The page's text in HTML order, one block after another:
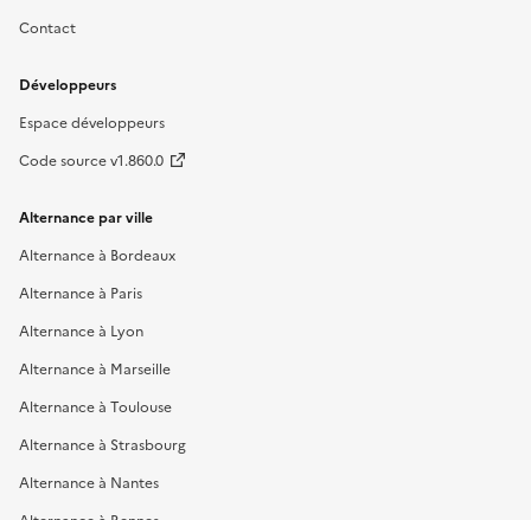
Contact
Développeurs
Espace développeurs
Code source v1.860.0
Alternance par ville
Alternance à Bordeaux
Alternance à Paris
Alternance à Lyon
Alternance à Marseille
Alternance à Toulouse
Alternance à Strasbourg
Alternance à Nantes